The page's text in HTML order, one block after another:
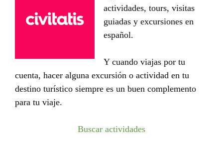
actividades, tours, visitas
guiadas y excursiones en
español.
Y cuando viajas por tu
cuenta, hacer alguna excursión o actividad en tu
destino turístico siempre es un buen complemento
para tu viaje.
Buscar actividades